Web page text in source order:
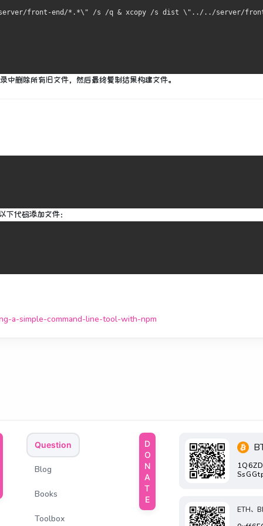
front-end/*.*\" /s /q & xcopy /s dist \"../../server/
删除所有旧文件，然后最终复制结果构建文件。
下代码添加文件：
a-simple-command-line-tool-with-npm
Question
Blog
Books
Toolbox
DONATE
ETH、